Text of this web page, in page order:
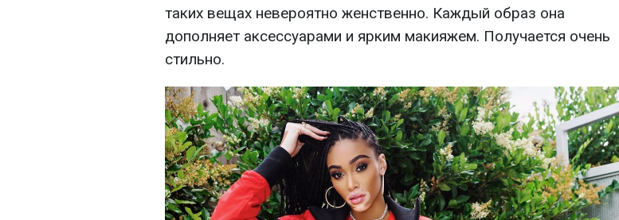
таких вещах невероятно женственно. Каждый образ она
дополняет аксессуарами и ярким макияжем. Получается очень
стильно.